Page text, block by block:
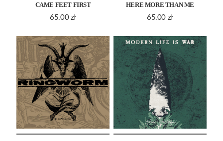
CAME FEET FIRST
65.00 zł
HERE MORE THAN ME
65.00 zł